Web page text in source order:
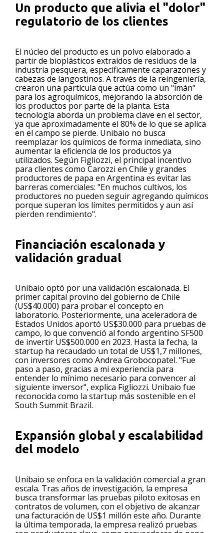
Un producto que alivia el "dolor"
regulatorio de los clientes
El núcleo del producto es un polvo elaborado a
partir de bioplásticos extraídos de residuos de la
industria pesquera, específicamente caparazones y
cabezas de langostinos. A través de la reingeniería,
crearon una partícula que actúa como un "imán"
para los agroquímicos, mejorando la absorción de
los productos por parte de la planta. Esta
tecnología aborda un problema clave en el sector,
ya que aproximadamente el 80% de lo que se aplica
en el campo se pierde. Unibaio no busca
reemplazar los químicos de forma inmediata, sino
aumentar la eficiencia de los productos ya
utilizados. Según Figliozzi, el principal incentivo
para clientes como Carozzi en Chile y grandes
productores de papa en Argentina es evitar las
barreras comerciales: "En muchos cultivos, los
productores no pueden seguir agregando químicos
porque superan los límites permitidos y aun así
pierden rendimiento".
Financiación escalonada y
validación gradual
Unibaio optó por una validación escalonada. El
primer capital provino del gobierno de Chile
(US$40.000) para probar el concepto en
laboratorio. Posteriormente, una aceleradora de
Estados Unidos aportó US$30.000 para pruebas de
campo, lo que convenció al fondo argentino SF500
de invertir US$500.000 en 2023. Hasta la fecha, la
startup ha recaudado un total de US$1,7 millones,
con inversores como Andrea Grobocopatel. "Fue
paso a paso, gracias a mi experiencia para
entender lo mínimo necesario para convencer al
siguiente inversor", explica Figliozzi. Unibaio fue
reconocida como la startup más sostenible en el
South Summit Brazil.
Expansión global y escalabilidad
del modelo
Unibaio se enfoca en la validación comercial a gran
escala. Tras años de investigación, la empresa
busca transformar las pruebas piloto exitosas en
contratos de volumen, con el objetivo de alcanzar
una facturación de US$1 millón este año. Durante
la última temporada, la empresa realizó pruebas